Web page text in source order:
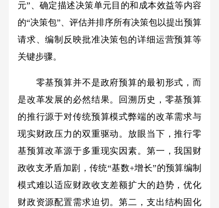
元”、确定描述决策单元目的和成本效益等内容
的“决策包”、评估并排序所有决策包以提出预算
请求、编制反映批准决策包的详细运营预算等
关键步骤。
零基预算并不是政府预算的最初形式，而
是改革发展的必然结果。回溯历史，零基预算
的推行源于对传统预算模式弊端的改革需求与
现实财政压力的双重驱动。放眼当下，推行零
基预算改革源于多重现实因素。第一，我国财
政收支矛盾加剧，传统“基数+增长”的预算编制
模式难以适应财政收支差额扩大的趋势，优化
财政资源配置需求迫切。第二，支出结构固化